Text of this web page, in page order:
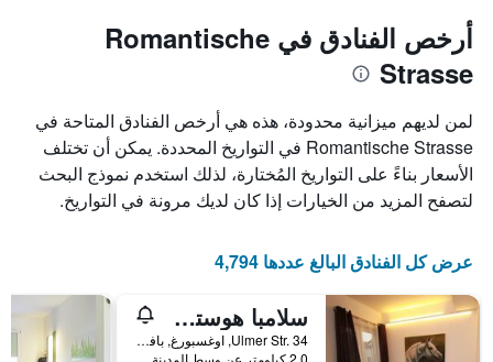
أرخص الفنادق في Romantische
Strasse
لمن لديهم ميزانية محدودة، هذه هي أرخص الفنادق المتاحة في
Romantische Strasse في التواريخ المحددة. يمكن أن تختلف
الأسعار بناءً على التواريخ المُختارة، لذلك استخدم نموذج البحث
لتصفح المزيد من الخيارات إذا كان لديك مرونة في التواريخ.
عرض كل الفنادق البالغ عددها 4,794
سلامبا هوستل أوجسبورج
Ulmer Str. 34, اوغسبورغ, بافاريا, ألمانيا